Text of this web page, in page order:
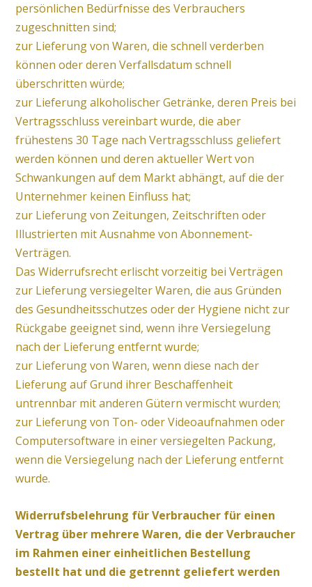
persönlichen Bedürfnisse des Verbrauchers
zugeschnitten sind;
zur Lieferung von Waren, die schnell verderben
können oder deren Verfallsdatum schnell
überschritten würde;
zur Lieferung alkoholischer Getränke, deren Preis bei
Vertragsschluss vereinbart wurde, die aber
frühestens 30 Tage nach Vertragsschluss geliefert
werden können und deren aktueller Wert von
Schwankungen auf dem Markt abhängt, auf die der
Unternehmer keinen Einfluss hat;
zur Lieferung von Zeitungen, Zeitschriften oder
Illustrierten mit Ausnahme von Abonnement-
Verträgen.
Das Widerrufsrecht erlischt vorzeitig bei Verträgen
zur Lieferung versiegelter Waren, die aus Gründen
des Gesundheitsschutzes oder der Hygiene nicht zur
Rückgabe geeignet sind, wenn ihre Versiegelung
nach der Lieferung entfernt wurde;
zur Lieferung von Waren, wenn diese nach der
Lieferung auf Grund ihrer Beschaffenheit
untrennbar mit anderen Gütern vermischt wurden;
zur Lieferung von Ton- oder Videoaufnahmen oder
Computersoftware in einer versiegelten Packung,
wenn die Versiegelung nach der Lieferung entfernt
wurde.
Widerrufsbelehrung für Verbraucher für einen
Vertrag über mehrere Waren, die der Verbraucher
im Rahmen einer einheitlichen Bestellung
bestellt hat und die getrennt geliefert werden